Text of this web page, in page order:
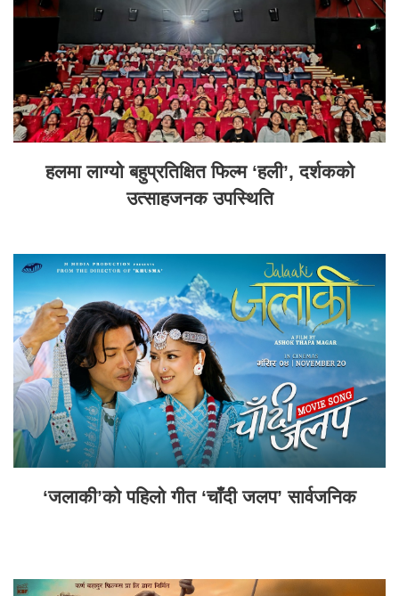
हलमा लाग्यो बहुप्रतिक्षित फिल्म ‘हली’, दर्शकको
उत्साहजनक उपस्थिति
‘जलाकी’को पहिलो गीत ‘चाँदी जलप’ सार्वजनिक